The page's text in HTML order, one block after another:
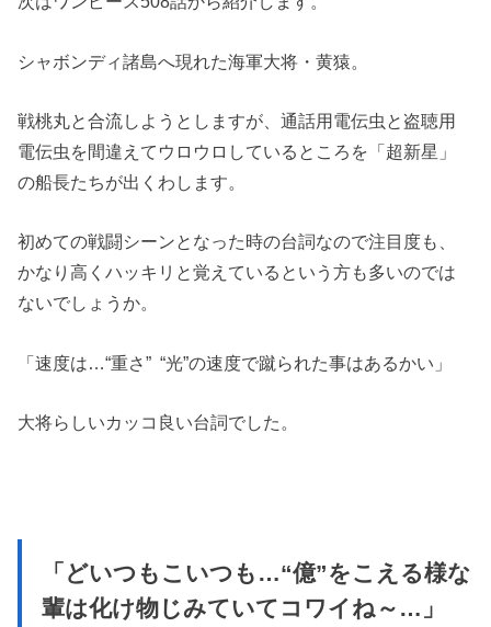
シャボンディ諸島へ現れた海軍大将・黄猿。
戦桃丸と合流しようとしますが、通話用電伝虫と盗聴用
電伝虫を間違えてウロウロしているところを「超新星」
の船長たちが出くわします。
初めての戦闘シーンとなった時の台詞なので注目度も、
かなり高くハッキリと覚えているという方も多いのでは
ないでしょうか。
「速度は…“重さ” “光”の速度で蹴られた事はあるかい」
大将らしいカッコ良い台詞でした。
「どいつもこいつも…“億”をこえる様な
輩は化け物じみていてコワイね～…」